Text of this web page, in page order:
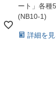
ート」各
(NB10-1)
詳細を見